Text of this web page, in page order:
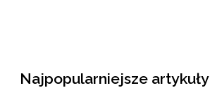
Najpopularniejsze artykuły